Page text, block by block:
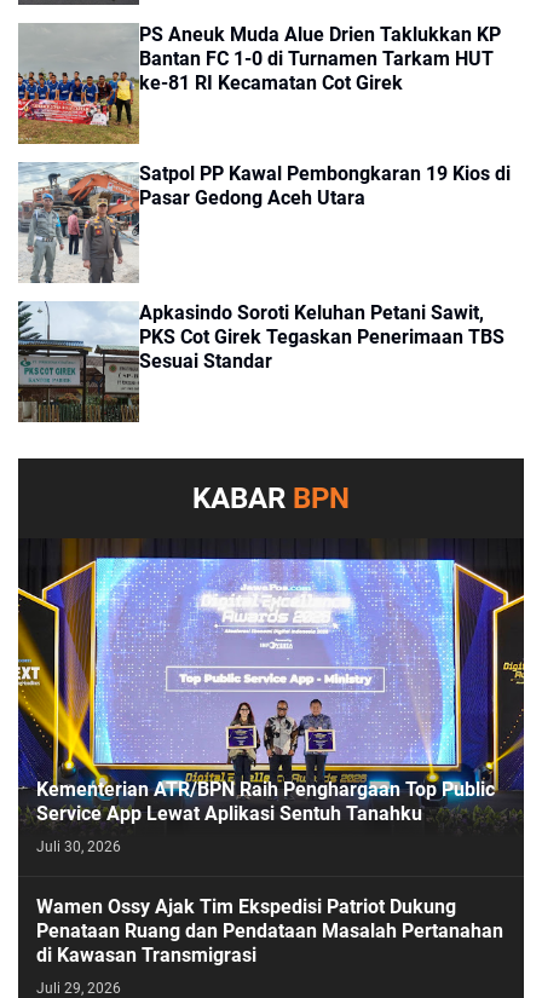
PS Aneuk Muda Alue Drien Taklukkan KP
Bantan FC 1-0 di Turnamen Tarkam HUT
ke-81 RI Kecamatan Cot Girek
Satpol PP Kawal Pembongkaran 19 Kios di
Pasar Gedong Aceh Utara
Apkasindo Soroti Keluhan Petani Sawit,
PKS Cot Girek Tegaskan Penerimaan TBS
Sesuai Standar
KABAR BPN
Kementerian ATR/BPN Raih Penghargaan Top Public
Service App Lewat Aplikasi Sentuh Tanahku
Juli 30, 2026
Wamen Ossy Ajak Tim Ekspedisi Patriot Dukung
Penataan Ruang dan Pendataan Masalah Pertanahan
di Kawasan Transmigrasi
Juli 29, 2026